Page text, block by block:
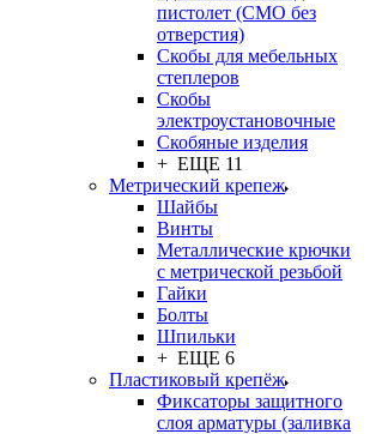
пистолет (СМО без
отверстия)
Скобы для мебельных
степлеров
Скобы
электроустановочные
Скобяные изделия
+ ЕЩЕ 11
Метрический крепеж
Шайбы
Винты
Металлические крючки
с метрической резьбой
Гайки
Болты
Шпильки
+ ЕЩЕ 6
Пластиковый крепёж
Фиксаторы защитного
слоя арматуры (заливка